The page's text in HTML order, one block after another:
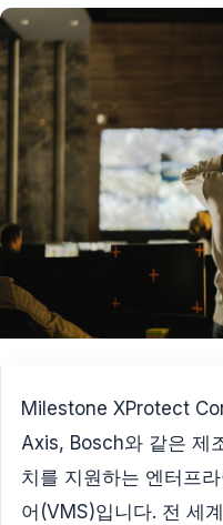
Milestone XProtect
Axis, Bosch와 같은 제
치를 지원하는 엔터프
어(VMS)입니다. 전 세